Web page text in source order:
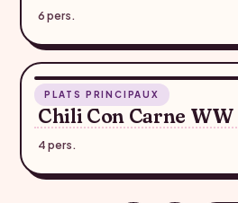
6 pers.
PLATS PRINCIPAUX
Chili Con Carne WW
4 pers.